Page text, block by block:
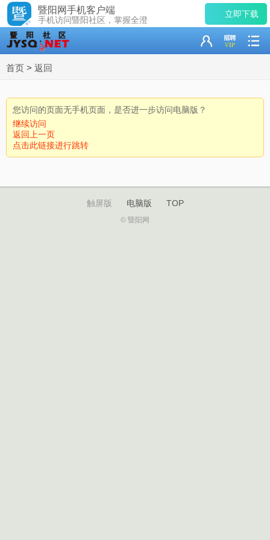
暨阳网手机客户端
手机访问暨阳社区，掌握全澄
立即下载
首页 > 返回
您访问的页面无手机页面，是否进一步访问电脑版？
继续访问
返回上一页
点击此链接进行跳转
触屏版 电脑版 TOP
© 暨阳网